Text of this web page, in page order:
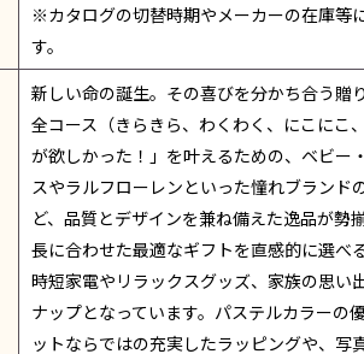
※カタログの切替時期やメーカーの在庫等
す。
新しい命の誕生。その喜びを分かち合う贈
全コース（きらきら、わくわく、にこにこ
が欲しかった！」を叶えるための、ベビー
スやラルフローレンといった憧れブラン
ど、品質とデザインを兼ね備えた逸品が
長に合わせた最適なギフトを直感的に選べ
時短家電やリラックスグッズ、家族の思い
ナップとなっています。パステルカラーの
ットならではの充実したラッピングや、